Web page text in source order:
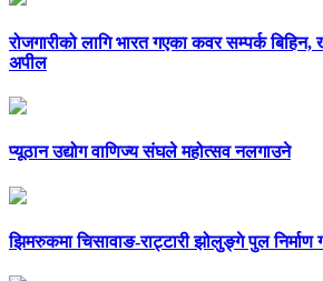
रोजगारीको लागि भारत गएका कवर सम्पर्क बिहिन,
अपील
प्यूठान उद्योग वाणिज्य संघले महोत्सव नलगाउने
झिमरुकमा चिसावाङ-राट्टारी झोलुङ्गे पुल निर्माण